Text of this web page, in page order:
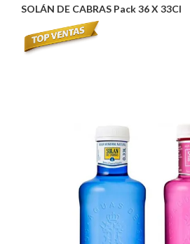
SOLÁN DE CABRAS Pack 36 X 33Cl